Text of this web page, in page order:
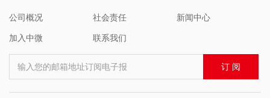
公司概况 社会责任 新闻中心
加入中微 联系我们
输入您的邮箱地址订阅电子报 订 阅